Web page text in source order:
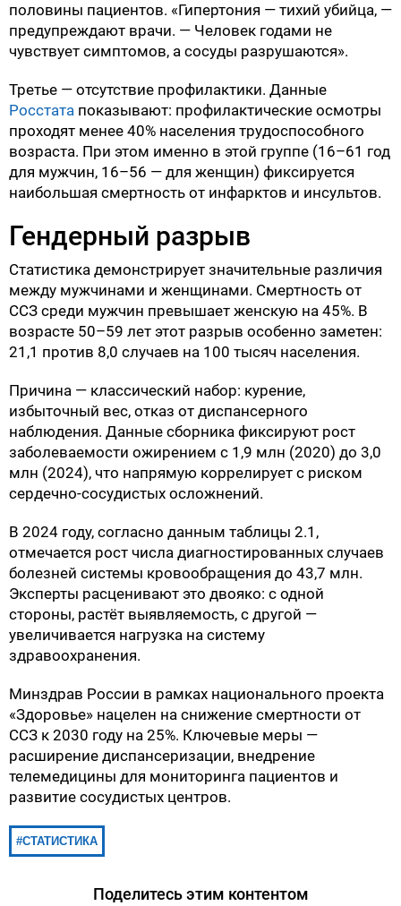
половины пациентов. «Гипертония — тихий убийца, —
предупреждают врачи. — Человек годами не
чувствует симптомов, а сосуды разрушаются».
Третье — отсутствие профилактики. Данные
Росстата показывают: профилактические осмотры
проходят менее 40% населения трудоспособного
возраста. При этом именно в этой группе (16–61 год
для мужчин, 16–56 — для женщин) фиксируется
наибольшая смертность от инфарктов и инсультов.
Гендерный разрыв
Статистика демонстрирует значительные различия
между мужчинами и женщинами. Смертность от
ССЗ среди мужчин превышает женскую на 45%. В
возрасте 50–59 лет этот разрыв особенно заметен:
21,1 против 8,0 случаев на 100 тысяч населения.
Причина — классический набор: курение,
избыточный вес, отказ от диспансерного
наблюдения. Данные сборника фиксируют рост
заболеваемости ожирением с 1,9 млн (2020) до 3,0
млн (2024), что напрямую коррелирует с риском
сердечно-сосудистых осложнений.
В 2024 году, согласно данным таблицы 2.1,
отмечается рост числа диагностированных случаев
болезней системы кровообращения до 43,7 млн.
Эксперты расценивают это двояко: с одной
стороны, растёт выявляемость, с другой —
увеличивается нагрузка на систему
здравоохранения.
Минздрав России в рамках национального проекта
«Здоровье» нацелен на снижение смертности от
ССЗ к 2030 году на 25%. Ключевые меры —
расширение диспансеризации, внедрение
телемедицины для мониторинга пациентов и
развитие сосудистых центров.
СТАТИСТИКА
Поделитесь этим контентом